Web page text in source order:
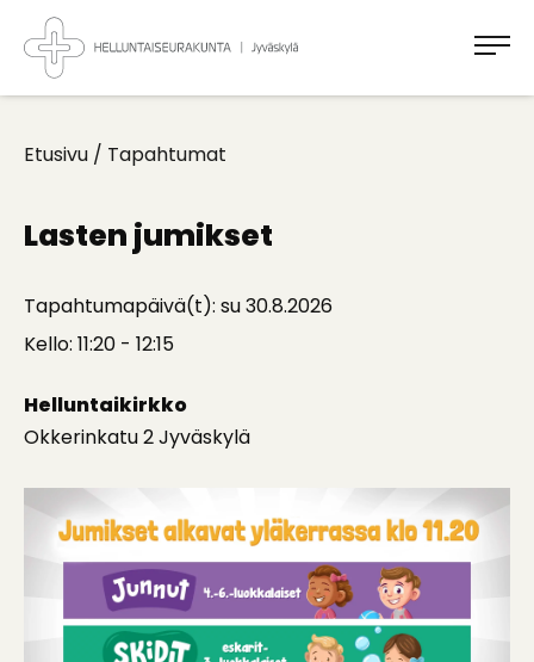
Takaisin
ylös
Jyväskylän
Helluntaiseurakunta
Koti
Etusivu / Tapahtumat
Lasten jumikset
Tapahtumapäivä(t): su 30.8.2026
Kello: 11:20 - 12:15
Helluntaikirkko
Okkerinkatu 2 Jyväskylä